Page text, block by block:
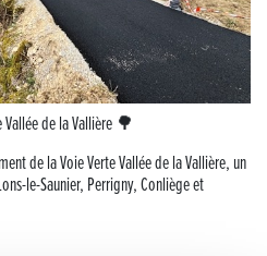
Civisme
tigre sur le territoire d’ECLA
Vallée de la Vallière 🌳
de la Voie Verte Vallée de la Vallière, un
le-Saunier, Perrigny, Conliège et